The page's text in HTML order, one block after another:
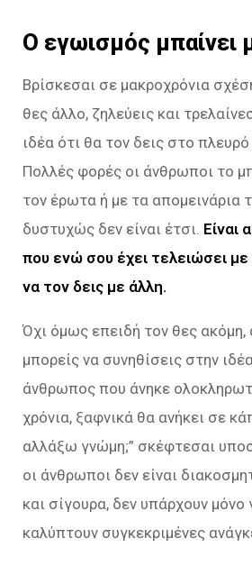
Ο εγωισμός μπαίνει
Βρίσκεσαι σε μακροχρόνια
θες άλλο, ζηλεύεις και
ιδέα ότι θα τον δεις στο
Πολλές φορές οι άνθρωποι το
τον έρωτα ή με τα απομεινάρια
δυστυχώς δεν είναι έτσι. Είναι
που ενώ σου έχει τελειώσει
να τον δεις με άλλη.
Όχι όμως επειδή τον θες ακόμη,
μπορείς να συνηθίσεις στην
άνθρωπος που άνηκε
χρόνια, ξαφνικά θα ανήκει σε
αλλάξω γνώμη;” σκέφτεσαι
οι άνθρωποι δεν είναι
και σίγουρα, δεν υπάρχουν μόνο
καλύπτουν συγκεκριμένες